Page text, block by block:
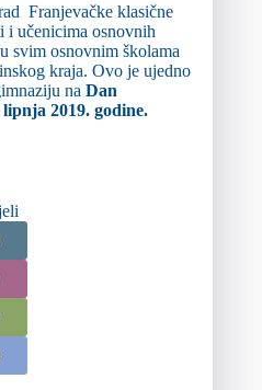
Franjevačke klasične
i učenicima osnovnih
svim osnovnim školama
kraja. Ovo je ujedno
na Dan
2019. godine.